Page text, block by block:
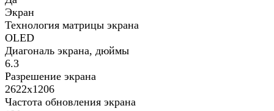
Экран
Технология матрицы экрана
OLED
Диагональ экрана, дюймы
6.3
Разрешение экрана
2622x1206
Частота обновления экрана